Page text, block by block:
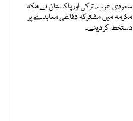
سعودی عرب، ترکی اور پاکستان نے مکہ
مکرمہ میں مشترکہ دفاعی معاہدے پر
دستخط کر دیئے۔